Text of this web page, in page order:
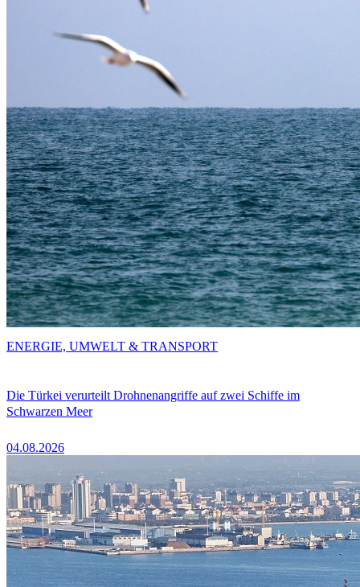
Die Türkei verurteilt Drohnenangriffe auf zwei Schiffe im
Schwarzen Meer
04.08.2026
ENERGIE, UMWELT & TRANSPORT